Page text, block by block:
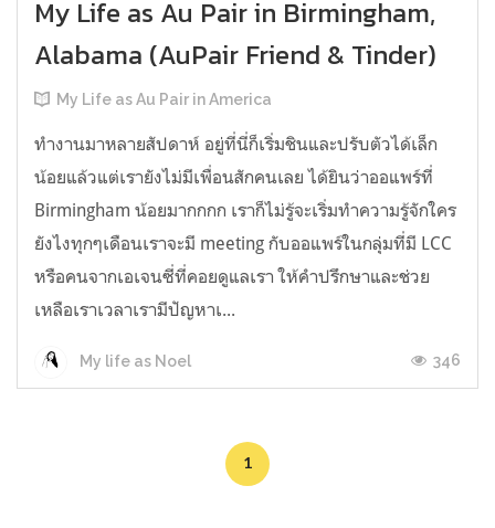
My Life as Au Pair in Birmingham,
Alabama (AuPair Friend & Tinder)
My Life as Au Pair in America
ทำงานมาหลายสัปดาห์ อยู่ที่นี่ก็เริ่มชินและปรับตัวได้เล็ก
น้อยแล้วแต่เรายังไม่มีเพื่อนสักคนเลย ได้ยินว่าออแพร์ที่
Birmingham น้อยมากกกก เราก็ไม่รู้จะเริ่มทำความรู้จักใคร
ยังไงทุกๆเดือนเราจะมี meeting กับออแพร์ในกลุ่มที่มี LCC
หรือคนจากเอเจนซี่ที่คอยดูแลเรา ให้คำปรึกษาและช่วย
เหลือเราเวลาเรามีปัญหาเ...
My life as Noel 346
1